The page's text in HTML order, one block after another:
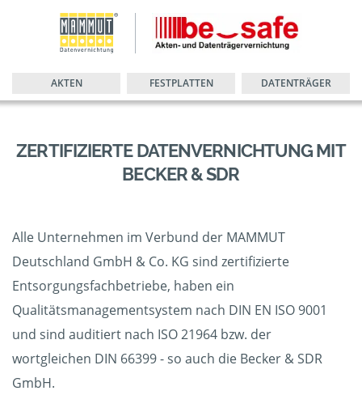
AKTEN FESTPLATTEN DATENTRÄGER
ZERTIFIZIERTE DATENVERNICHTUNG MIT
BECKER & SDR
Alle Unternehmen im Verbund der MAMMUT
Deutschland GmbH & Co. KG sind zertifizierte
Entsorgungsfachbetriebe, haben ein
Qualitätsmanagementsystem nach DIN EN ISO 9001
und sind auditiert nach ISO 21964 bzw. der
wortgleichen DIN 66399 - so auch die Becker & SDR
GmbH.